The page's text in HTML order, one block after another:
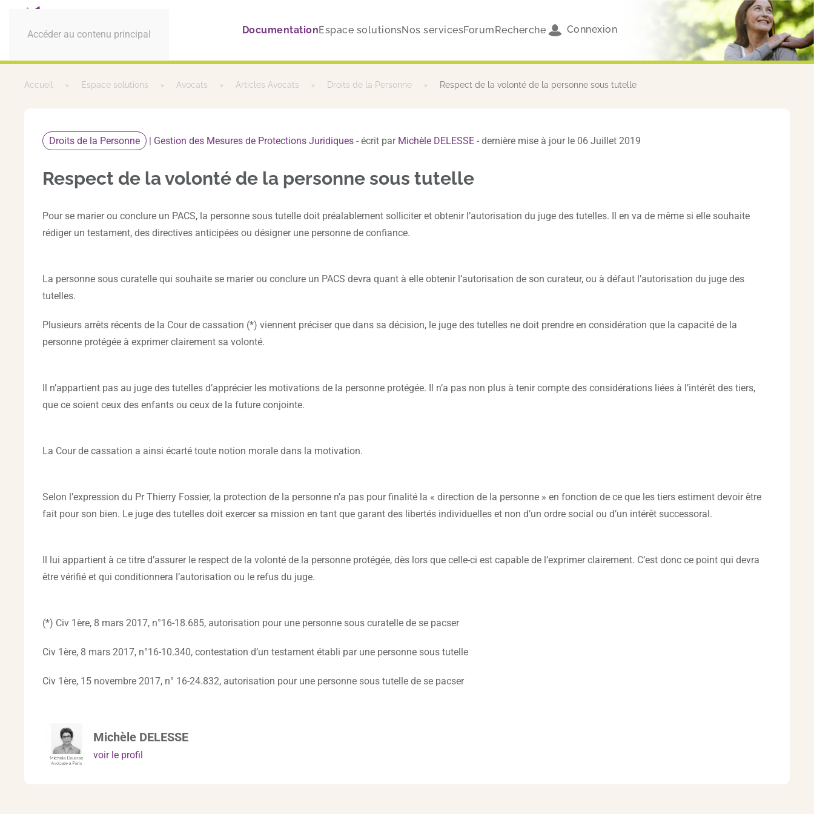
Accéder au contenu principal DocumentationEspace solutionsNos servicesForumRecherche Connexion
Accueil Espace solutions Avocats Articles Avocats Droits de la Personne Respect de la volonté de la personne sous tutelle
Droits de la Personne | Gestion des Mesures de Protections Juridiques - écrit par Michèle DELESSE - dernière mise à jour le 06 Juillet 2019
Respect de la volonté de la personne sous tutelle
Pour se marier ou conclure un PACS, la personne sous tutelle doit préalablement solliciter et obtenir l’autorisation du juge des tutelles. Il en va de même si elle souhaite
rédiger un testament, des directives anticipées ou désigner une personne de confiance.
La personne sous curatelle qui souhaite se marier ou conclure un PACS devra quant à elle obtenir l’autorisation de son curateur, ou à défaut l’autorisation du juge des
tutelles.
Plusieurs arrêts récents de la Cour de cassation (*) viennent préciser que dans sa décision, le juge des tutelles ne doit prendre en considération que la capacité de la
personne protégée à exprimer clairement sa volonté.
Il n’appartient pas au juge des tutelles d’apprécier les motivations de la personne protégée. Il n’a pas non plus à tenir compte des considérations liées à l’intérêt des tiers,
que ce soient ceux des enfants ou ceux de la future conjointe.
La Cour de cassation a ainsi écarté toute notion morale dans la motivation.
Selon l’expression du Pr Thierry Fossier, la protection de la personne n’a pas pour finalité la « direction de la personne » en fonction de ce que les tiers estiment devoir être
fait pour son bien. Le juge des tutelles doit exercer sa mission en tant que garant des libertés individuelles et non d’un ordre social ou d’un intérêt successoral.
Il lui appartient à ce titre d’assurer le respect de la volonté de la personne protégée, dès lors que celle-ci est capable de l’exprimer clairement. C’est donc ce point qui devra
être vérifié et qui conditionnera l’autorisation ou le refus du juge.
(*) Civ 1ère, 8 mars 2017, n°16-18.685, autorisation pour une personne sous curatelle de se pacser
Civ 1ère, 8 mars 2017, n°16-10.340, contestation d’un testament établi par une personne sous tutelle
Civ 1ère, 15 novembre 2017, n° 16-24.832, autorisation pour une personne sous tutelle de se pacser
Michèle DELESSE
voir le profil